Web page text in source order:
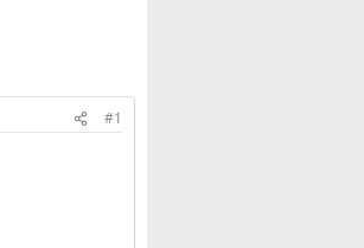
#1